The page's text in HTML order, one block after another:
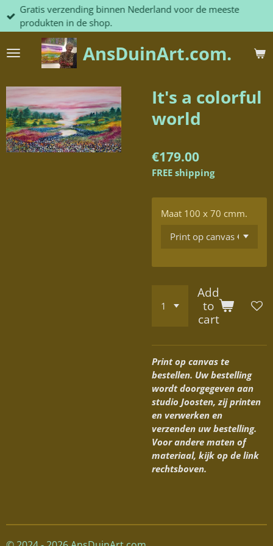
Skip
content
AnsDuinArt.com.
Gratis verzending binnen Nederland voor de meeste
produkten in de shop.
It's a colorful
world
€179.00
FREE shipping
Maat 100 x 70 cmm.
Add
to
cart
Print op canvas te
bestellen. Uw bestelling
wordt doorgegeven aan
studio Joosten, zij printen
en verwerken en
verzenden uw bestelling.
Voor andere maten of
materiaal, kijk op de link
rechtsboven.